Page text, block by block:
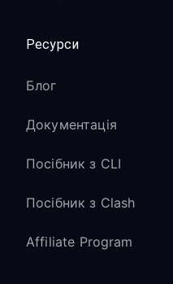
Ресурси
Блог
Документація
Посібник з CLI
Посібник з Clash
Affiliate Program